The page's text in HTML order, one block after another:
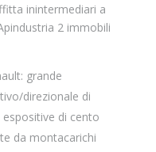
inintermediari a
2 immobili
grande
direzionale di
di cento
da montacarichi